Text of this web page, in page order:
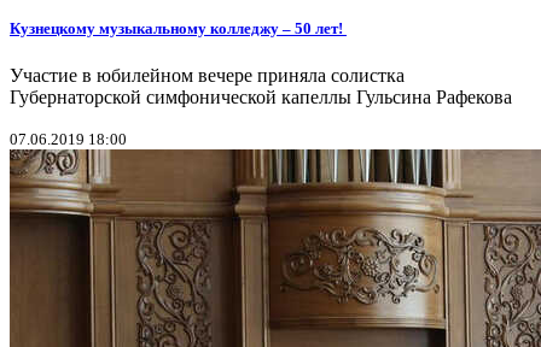
Кузнецкому музыкальному колледжу – 50 лет!
Участие в юбилейном вечере приняла солистка
Губернаторской симфонической капеллы Гульсина Рафекова
07.06.2019 18:00